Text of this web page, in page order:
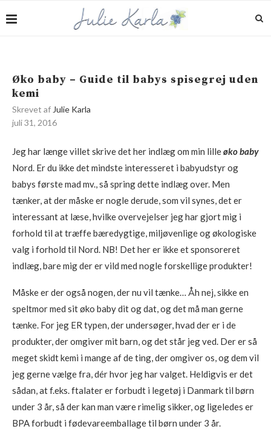
Øko baby – Guide til babys spisegrej uden
kemi
Skrevet af Julie Karla
juli 31, 2016
Jeg har længe villet skrive det her indlæg om min lilleøko baby
Nord. Er du ikke det mindste interesseret i babyudstyr og
babys første mad mv., så spring dette indlæg over. Men
tænker, at der måske er nogle derude, som vil synes, det er
interessant at læse, hvilke overvejelser jeg har gjort mig i
forhold til at træffe bæredygtige, miljøvenlige og økologiske
valg i forhold til Nord. NB! Det her er ikke et sponsoreret
indlæg, bare mig der er vild med nogle forskellige produkter!
Måske er der også nogen, der nu vil tænke… Åh nej, sikke en
speltmor med sit øko baby dit og dat, og det må man gerne
tænke. For jeg ER typen, der undersøger, hvad der er i de
produkter, der omgiver mit barn, og det står jeg ved. Der er så
meget skidt kemi i mange af de ting, der omgiver os, og dem vil
jeg gerne vælge fra, dér hvor jeg har valget. Heldigvis er det
sådan, at f.eks. ftalater er forbudt i legetøj i Danmark til børn
under 3 år, så der kan man være rimelig sikker, og ligeledes er
BPA forbudt i fødevareemballage til børn under 3 år.